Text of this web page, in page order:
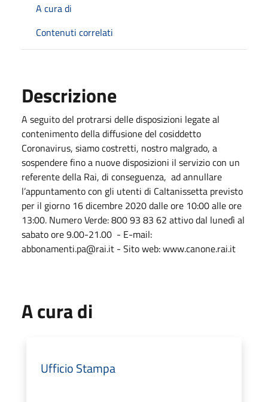
A cura di
Contenuti correlati
Descrizione
A seguito del protrarsi delle disposizioni legate al
contenimento della diffusione del cosiddetto
Coronavirus, siamo costretti, nostro malgrado, a
sospendere fino a nuove disposizioni il servizio con un
referente della Rai, di conseguenza, ad annullare
l’appuntamento con gli utenti di Caltanissetta previsto
per il giorno 16 dicembre 2020 dalle ore 10:00 alle ore
13:00. Numero Verde: 800 93 83 62 attivo dal lunedì al
sabato ore 9.00-21.00 - E-mail:
abbonamenti.pa@rai.it - Sito web:www.canone.rai.it
A cura di
Ufficio Stampa